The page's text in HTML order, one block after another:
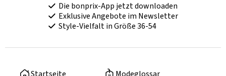
Die bonprix-App jetzt downloaden
Exklusive Angebote im Newsletter
Style-Vielfalt in Größe 36-54